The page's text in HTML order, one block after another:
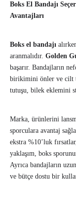
Boks El Bandajı
Avantajları
Boks el bandajı
aranmalıdır. Golden
başarır. Bandajların
birikimini önler ve cilt
tutuşu, bilek eklemini
Marka, ürünlerini
sporculara avantaj
ekstra %10’luk
yaklaşım, boks
Ayrıca bandajların
ve bütçe dostu bir